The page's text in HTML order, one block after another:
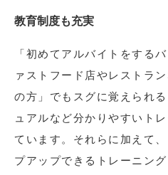
教育制度も充実
「初めてアルバイトをする
ァストフード店やレストラ
の方」でもスグに覚えられ
ュアルなど分かりやすいト
ています。それらに加えて
プアップできるトレーニン